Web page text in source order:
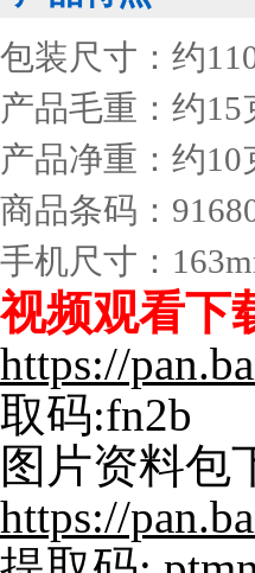
包装尺寸：约
产品毛重：约15
产品净重：约10
商品条码：
手机尺寸：
视频观看下
https://
取码:fn2b
图片资料包
https://